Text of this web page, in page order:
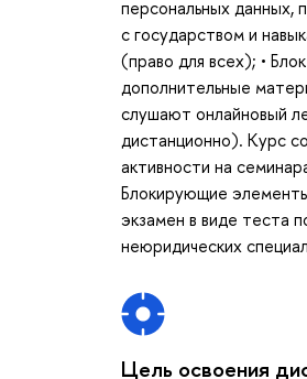
персональных данных,
с государством и
(право для всех); •
дополнительные
слушают онлайновый
дистанционно). Курс
активности на
Блокирующие
экзамен в виде теста
неюридических
Цель освоения